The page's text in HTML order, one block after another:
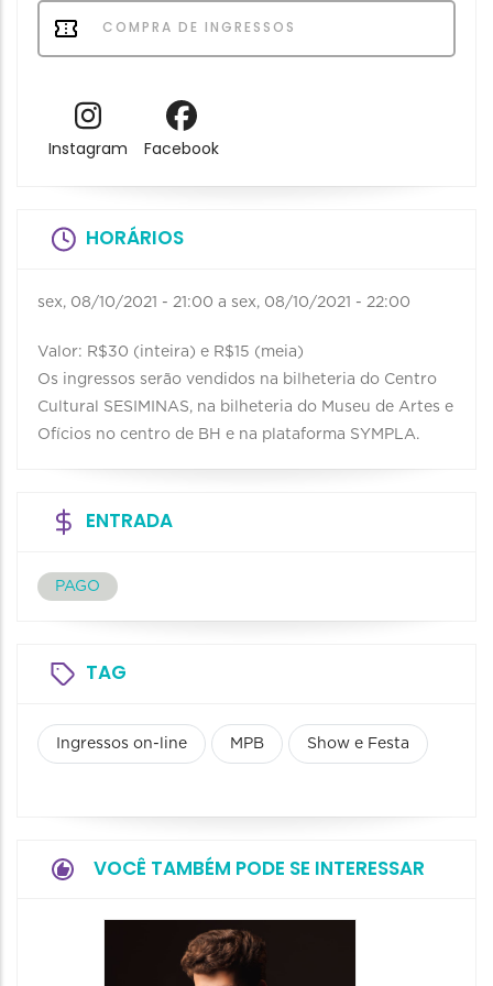
COMPRA DE INGRESSOS
Instagram Facebook
HORÁRIOS
sex, 08/10/2021 - 21:00 a sex, 08/10/2021 - 22:00
Valor: R$30 (inteira) e R$15 (meia)
Os ingressos serão vendidos na bilheteria do Centro
Cultural SESIMINAS, na bilheteria do Museu de Artes e
Ofícios no centro de BH e na plataforma SYMPLA.
ENTRADA
PAGO
TAG
Ingressos on-line MPB Show e Festa
VOCÊ TAMBÉM PODE SE INTERESSAR